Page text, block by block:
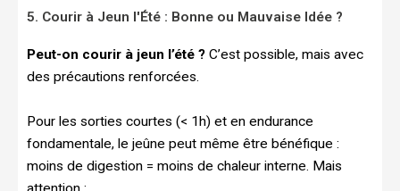
5. Courir à Jeun l'Été : Bonne ou Mauvaise Idée ?
Peut-on courir à jeun l’été ? C’est possible, mais avec
des précautions renforcées.
Pour les sorties courtes (< 1h) et en endurance
fondamentale, le jeûne peut même être bénéfique :
moins de digestion = moins de chaleur interne. Mais